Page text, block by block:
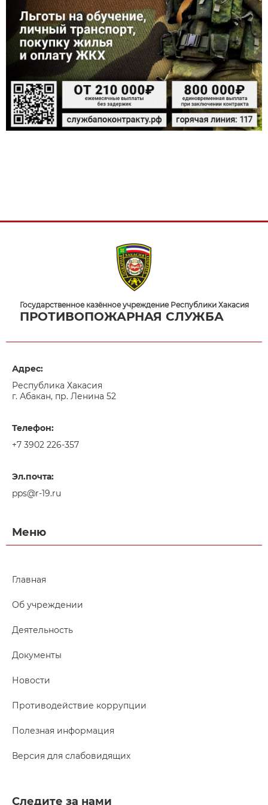
Государственное казённое учреждение Республики Хакасия
ПРОТИВОПОЖАРНАЯ СЛУЖБА
Адрес:
Республика Хакасия
г. Абакан, пр. Ленина 52
Телефон:
+7 3902 226-357
Эл.почта:
pps@r-19.ru
Меню
Главная
Об учреждении
Деятельность
Документы
Новости
Противодействие коррупции
Полезная информация
Версия для слабовидящих
Следите за нами